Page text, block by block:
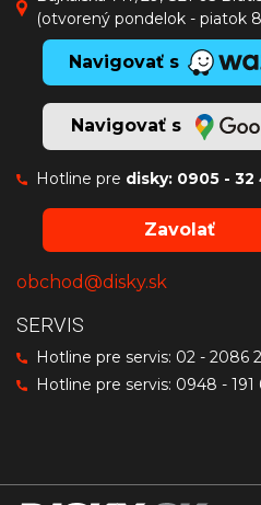
(otvorený pondelok - piatok
Navigovať s
Navigovať s
Hotline pre disky: 0905 - 32
Zavolať
obchod@disky.sk
SERVIS
Hotline pre servis: 02 - 2086
Hotline pre servis: 0948 - 191